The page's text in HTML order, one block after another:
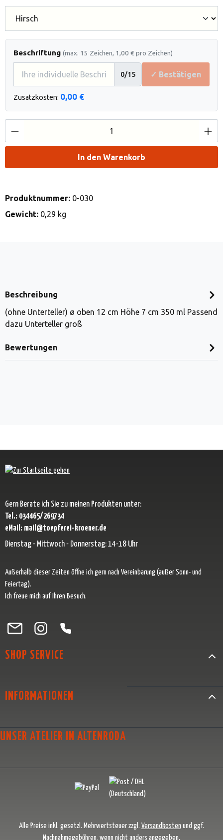
Beschriftung (max. 15 Zeichen, 1,00 € pro Zeichen)
0/15 ✓ Bestätigen
Zusatzkosten: 0,00 €
Produkt Anzahl: Gib den gewünschten
In den Warenkorb
Produktnummer: 0-030
Gewicht: 0,29 kg
Beschreibung
(ohne Unterteller) ø oben 12 cm Höhe 7 cm 350 ml Passend
dazu Unterteller groß
Bewertungen
Gern Berate ich Sie zu meinen Produkten unter:
Tel.: 034465/269734
eMail: mail@toepferei-kroener.de
Dienstag - Mittwoch - Donnerstag: 14-18 Uhr
Außerhalb dieser Zeiten öffne ich gern nach Vereinbarung (außer Sonn- und
Feiertag).
Ich freue mich auf Ihren Besuch.
Besuche uns auf Facebook – öffnet in neuem Tab (externer Link)
Schau auf Instagram vorbei – öffnet in neuem Tab (externer Link)
Lass dich auf Pinterest inspirieren – öffnet in neuem Tab
Folge uns auf X – öffnet in neuem Tab (externer Link)
SHOP SERVICE
INFORMATIONEN
UNSER ATELIER IN ALTENRODA
Alle Preise inkl. gesetzl. Mehrwertsteuer zzgl. Versandkosten und ggf.
Nachnahmegebühren, wenn nicht anders angegeben.